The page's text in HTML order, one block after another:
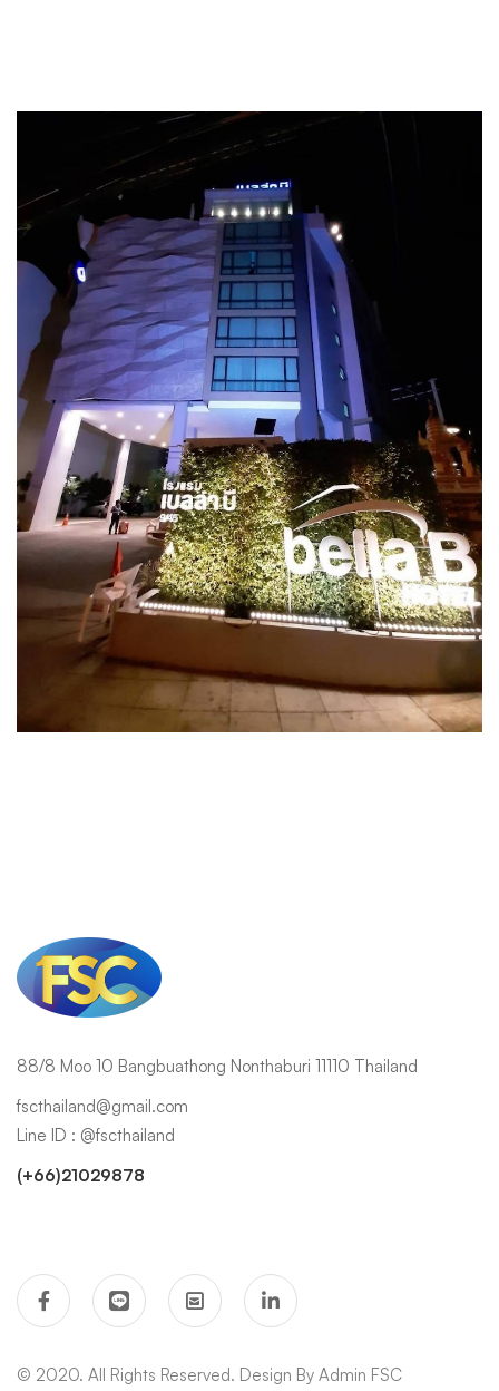
88/8 Moo 10 Bangbuathong Nonthaburi 11110 Thailand
fscthailand@gmail.com
Line ID : @fscthailand
(+66)21029878
© 2020. All Rights Reserved. Design By Admin FSC